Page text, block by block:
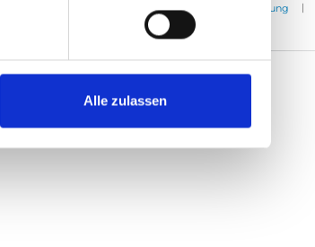
Alle zulassen
Nachrichten Pressemitteilung |